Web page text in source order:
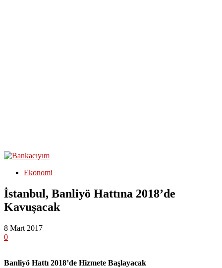
Ekonomi
İstanbul, Banliyö Hattına 2018’de
Kavuşacak
8 Mart 2017
0
Banliyö Hattı 2018’de Hizmete Başlayacak